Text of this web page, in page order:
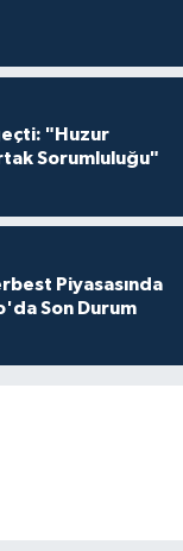
"Huzur
Sorumluluğu"
Piyasasında
Son Durum